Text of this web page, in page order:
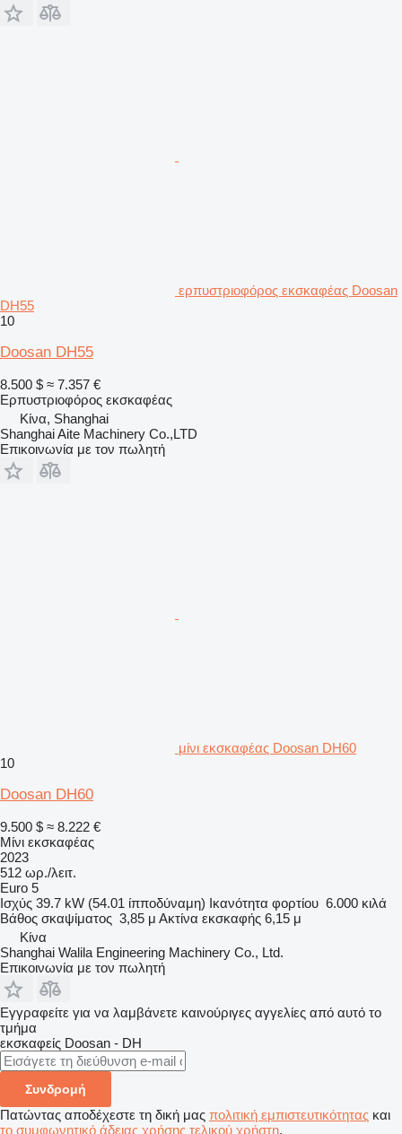
ερπυστριοφόρος εκσκαφέας Doosan
DH55
10
Doosan DH55
8.500 $ ≈ 7.357 €
Ερπυστριοφόρος εκσκαφέας
Κίνα, Shanghai
Shanghai Aite Machinery Co.,LTD
Επικοινωνία με τον πωλητή
μίνι εκσκαφέας Doosan DH60
10
Doosan DH60
9.500 $ ≈ 8.222 €
Μίνι εκσκαφέας
2023
512 ωρ./λειτ.
Euro 5
Ισχύς 39.7 kW (54.01 ίπποδύναμη) Ικανότητα φορτίου 6.000 κιλά
Βάθος σκαψίματος 3,85 μ Ακτίνα εκσκαφής 6,15 μ
Κίνα
Shanghai Walila Engineering Machinery Co., Ltd.
Επικοινωνία με τον πωλητή
Εγγραφείτε για να λαμβάνετε καινούριγες αγγελίες από αυτό το
τμήμα
εκσκαφείς Doosan - DH
Συνδρομή
Πατώντας αποδέχεστε τη δική μας πολιτική εμπιστευτικότητας και
το συμφωνητικό άδειας χρήσης τελικού χρήστη.